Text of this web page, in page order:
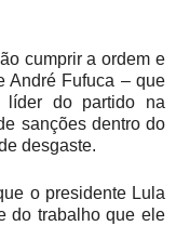
cumprir a ordem e
André Fufuca – que
do partido na
sanções dentro do
desgaste.
o presidente Lula
do trabalho que ele